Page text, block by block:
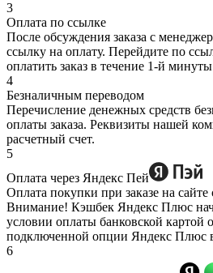
3
Оплата по ссылке
После обсуждения заказа с
ссылку на оплату. Перейдите по
оплатить заказ в течение 1-й
4
Безналичным переводом
Перечисление денежных средств
оплаты заказа. Реквизиты нашей
расчетный счет.
5
Оплата через Яндекс Пей
Оплата покупки при заказе на
Внимание! Кэшбек Яндекс Плюс
условии оплаты банковской картой
подключенной опции Яндекс Плюс
6